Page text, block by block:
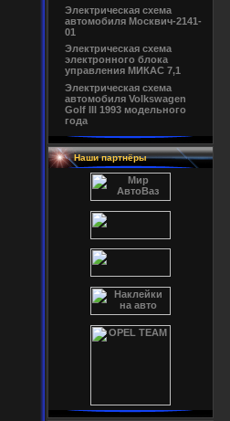
Электрическая схема
автомобиля Москвич-2141-
01
Электрическая схема
электронного блока
управления МИКАС 7,1
Электрическая схема
автомобиля Volkswagen
Golf III 1993 модельного
года
Наши партнёры